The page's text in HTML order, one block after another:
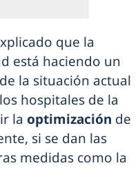
que la
está haciendo un
la situación actual
hospitales de la
la optimización de
si se dan las
medidas como la